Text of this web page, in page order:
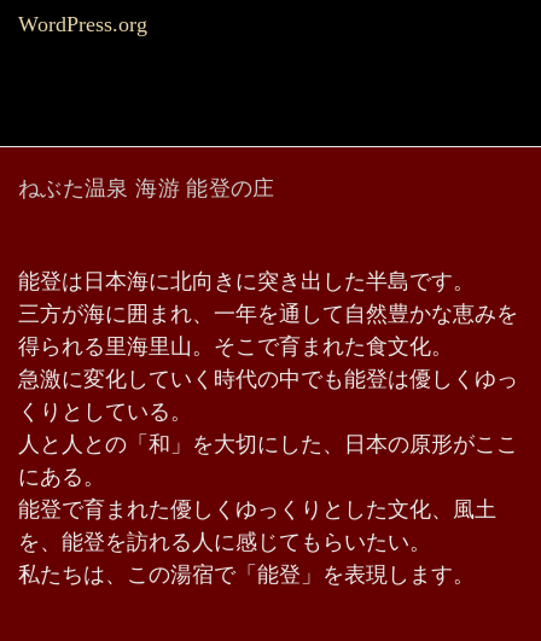
WordPress.org
ねぶた温泉 海游 能登の庄
能登は日本海に北向きに突き出した半島です。
三方が海に囲まれ、一年を通して自然豊かな恵みを
得られる里海里山。そこで育まれた食文化。
急激に変化していく時代の中でも能登は優しくゆっ
くりとしている。
人と人との「和」を大切にした、日本の原形がここ
にある。
能登で育まれた優しくゆっくりとした文化、風土
を、能登を訪れる人に感じてもらいたい。
私たちは、この湯宿で「能登」を表現します。